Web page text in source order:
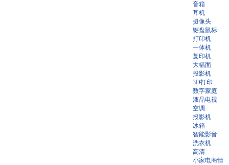
音箱
耳机
摄像头
键盘鼠标
打印机
一体机
复印机
大幅面
投影机
3D打印
数字家庭
液晶电视
空调
投影机
冰箱
智能影音
洗衣机
高清
小家电商情